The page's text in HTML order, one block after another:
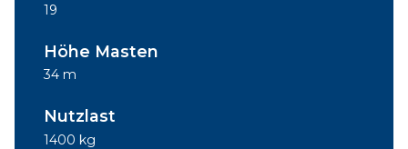
19
Höhe Masten
34 m
Nutzlast
1400 kg